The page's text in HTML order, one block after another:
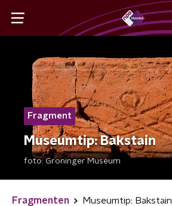
Fragment
Museumtip: Bakstain
foto:Groninger Museum
Fragmenten Museumtip: Bakstain